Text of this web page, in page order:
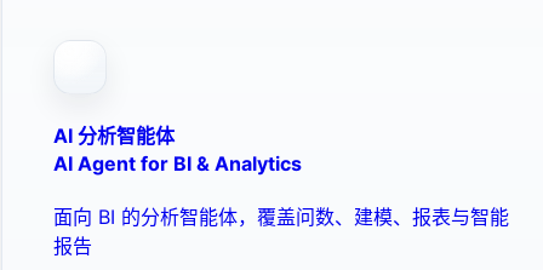
AI 分析智能体
AI Agent for BI & Analytics
面向 BI 的分析智能体，覆盖问数、建模、报表与智能
报告